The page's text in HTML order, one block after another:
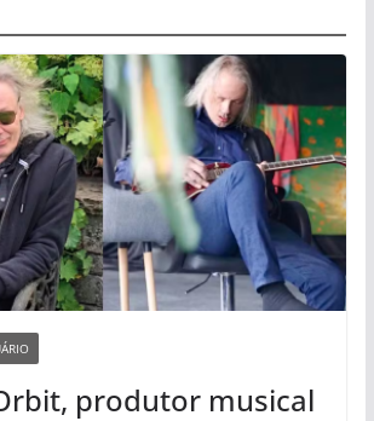
produtor musical